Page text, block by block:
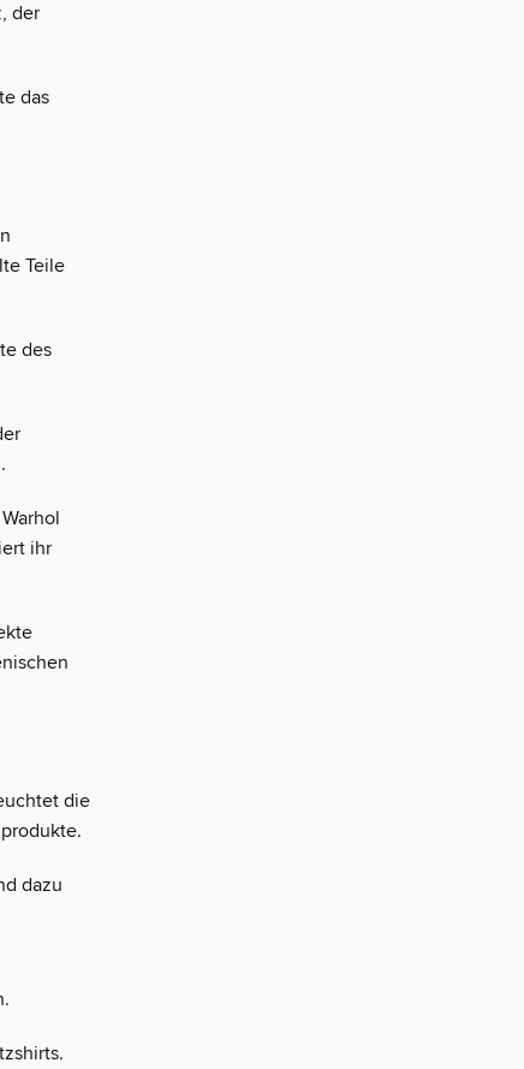
der
das
Teile
des
ihr
die
dazu